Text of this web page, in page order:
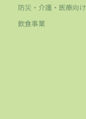
防災・介護・医療向け
飲食事業